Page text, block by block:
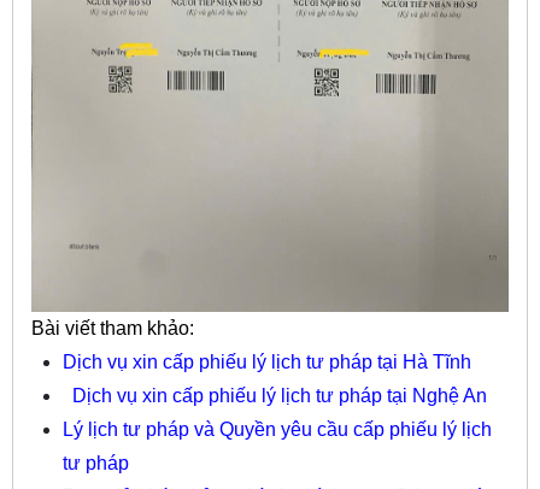
Bài viết tham khảo:
Dịch vụ xin cấp phiếu lý lịch tư pháp tại Hà Tĩnh
Dịch vụ xin cấp phiếu lý lịch tư pháp tại Nghệ An
Lý lịch tư pháp và Quyền yêu cầu cấp phiếu lý lịch
tư pháp